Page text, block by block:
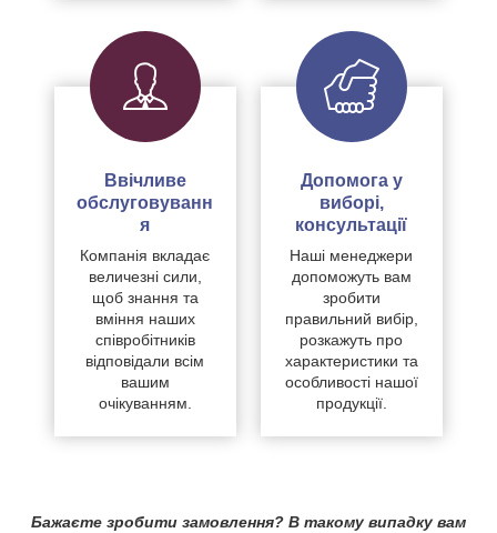
Ввічливе
обслуговуванн
я
Компанія вкладає
величезні сили,
щоб знання та
вміння наших
співробітників
відповідали всім
вашим
очікуванням.
Допомога у
виборі,
консультації
Наші менеджери
допоможуть вам
зробити
правильний вибір,
розкажуть про
характеристики та
особливості нашої
продукції.
Бажаєте зробити замовлення? В такому випадку вам